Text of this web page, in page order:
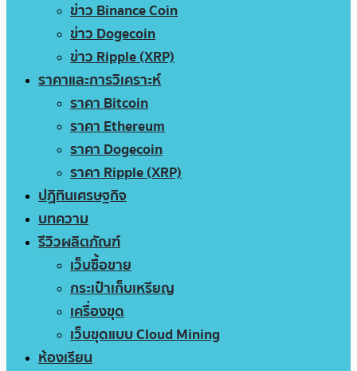
ข่าว Binance Coin
ข่าว Dogecoin
ข่าว Ripple (XRP)
ราคาและการวิเคราะห์
ราคา Bitcoin
ราคา Ethereum
ราคา Dogecoin
ราคา Ripple (XRP)
ปฏิทินเศรษฐกิจ
บทความ
รีวิวผลิตภัณฑ์
เว็บซื้อขาย
กระเป๋าเก็บเหรียญ
เครื่องขุด
เว็บขุดแบบ Cloud Mining
ห้องเรียน